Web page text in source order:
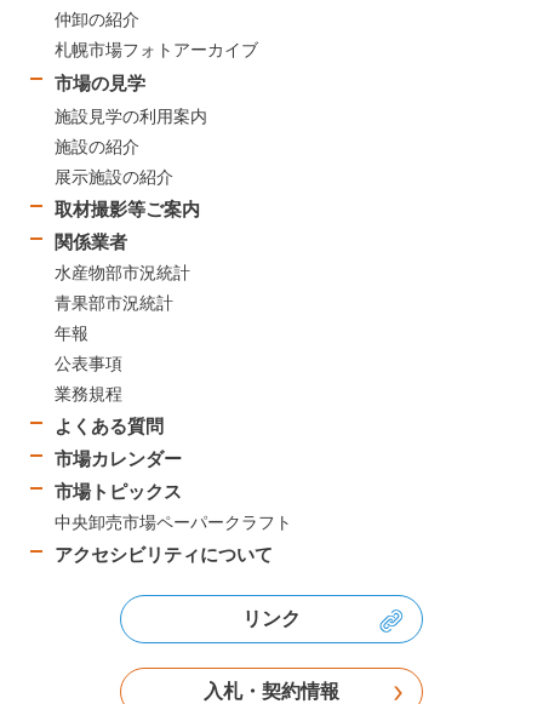
仲卸の紹介
札幌市場フォトアーカイブ
市場の見学
施設見学の利用案内
施設の紹介
展示施設の紹介
取材撮影等ご案内
関係業者
水産物部市況統計
青果部市況統計
年報
公表事項
業務規程
よくある質問
市場カレンダー
市場トピックス
中央卸売市場ペーパークラフト
アクセシビリティについて
リンク
入札・契約情報